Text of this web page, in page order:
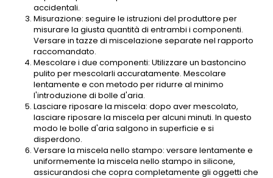
accidentali.
Misurazione: seguire le istruzioni del produttore per
misurare la giusta quantità di entrambi i componenti.
Versare in tazze di miscelazione separate nel rapporto
raccomandato.
Mescolare i due componenti: Utilizzare un bastoncino
pulito per mescolarli accuratamente. Mescolare
lentamente e con metodo per ridurre al minimo
l'introduzione di bolle d'aria.
Lasciare riposare la miscela: dopo aver mescolato,
lasciare riposare la miscela per alcuni minuti. In questo
modo le bolle d'aria salgono in superficie e si
disperdono.
Versare la miscela nello stampo: versare lentamente e
uniformemente la miscela nello stampo in silicone,
assicurandosi che copra completamente gli oggetti che